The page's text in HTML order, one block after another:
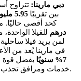
دبي مارينا: تتراوح
بين تقريبًا 5.95 مليون درهم
كحد أقصى حاليًا.
درهم للفيلا
لمن يريد فيلا
في مارينا يُعد من
7% سنويًا
بفضل قوة
خدمات ومرافق تجذب المستأجرين من مختلف الجنسيات.